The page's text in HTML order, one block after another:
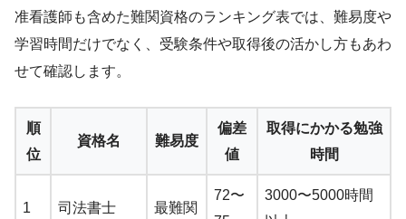
准看護師も含めた難関資格のランキング表では、難易度や
学習時間だけでなく、受験条件や取得後の活かし方もあわ
せて確認します。
順
位
資格名 難易度
偏差
値
取得にかかる勉強
時間
1 司法書士 最難関
72〜
3000〜5000時間